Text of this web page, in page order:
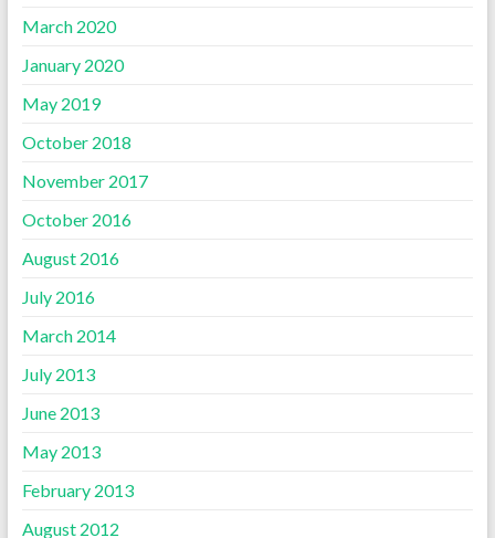
March 2020
January 2020
May 2019
October 2018
November 2017
October 2016
August 2016
July 2016
March 2014
July 2013
June 2013
May 2013
February 2013
August 2012